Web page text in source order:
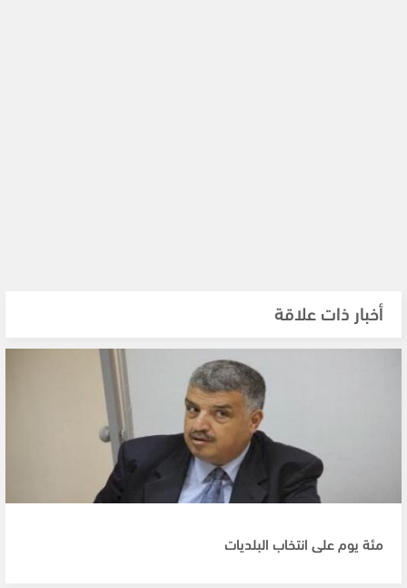
أخبار ذات علاقة
مئة يوم على انتخاب البلديات